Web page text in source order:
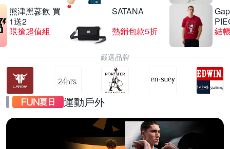
熊津黑蔘飲 買
1送2
限搶超值組
SATANA
熱銷包款5折
結
嚴選品牌
運動戶外